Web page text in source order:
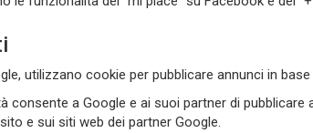
utilizzano cookie per pubblicare annunci in
consente a Google e ai suoi partner di
e sui siti web dei partner Google.